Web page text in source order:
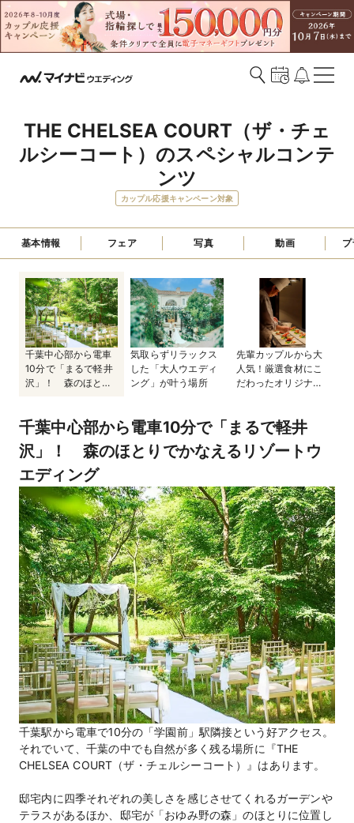
THE CHELSEA COURT（ザ・チェ
ルシーコート）のスペシャルコンテ
ンツ
カップル応援キャンペーン対象
基本情報 フェア 写真 動画
千葉中心部から電車
10分で「まるで軽井
沢」！ 森のほとり
気取らずリラックス
した「大人ウエディ
ング」が叶う場所
先輩カップルから大
人気！厳選食材にこ
だわったオリジナル
千葉中心部から電車10分で「まるで軽井
沢」！ 森のほとりでかなえるリゾートウ
エディング
千葉駅から電車で10分の「学園前」駅隣接という好アクセス。
それでいて、千葉の中でも自然が多く残る場所に『THE
CHELSEA COURT（ザ・チェルシーコート）』はあります。
邸宅内に四季それぞれの美しさを感じさせてくれるガーデンや
テラスがあるほか、邸宅が「おゆみ野の森」のほとりに位置し